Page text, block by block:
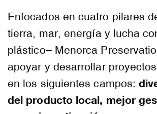
Enfocados en cuatro pilares
tierra, mar, energía y lucha
plástico– Menorca
apoyar y desarrollar
en los siguientes campos:
del producto local, mejor